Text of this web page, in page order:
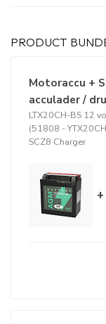
PRODUCT
Motoraccu +
acculader /
LTX20CH-BS 12
(51808 -
SCZ8 Charger
+